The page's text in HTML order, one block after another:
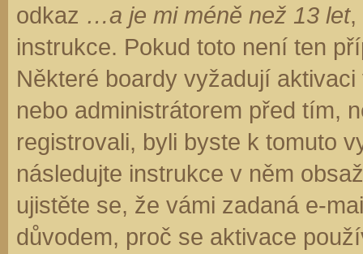
odkaz …a je mi méně než 13 let,
instrukce. Pokud toto není ten
Některé boardy vyžadují
nebo administrátorem před tím,
registrovali, byli byste k tomuto
následujte instrukce v něm
ujistěte se, že vámi zadaná e-
důvodem, proč se aktivace